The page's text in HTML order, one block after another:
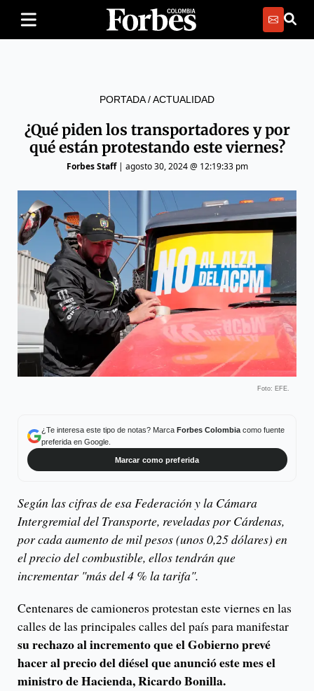
PORTADA/ACTUALIDAD
¿Qué piden los transportadores y por
qué están protestando este viernes?
Forbes Staff| agosto 30, 2024 @ 12:19:33 pm
Foto: EFE.
¿Te interesa este tipo de notas? Marca Forbes Colombiacomo fuente
preferida en Google.
Marcar como preferida
Según las cifras de esa Federación y la Cámara
Intergremial del Transporte, reveladas por Cárdenas,
por cada aumento de mil pesos (unos 0,25 dólares) en
el precio del combustible, ellos tendrán que
incrementar "más del 4 % la tarifa".
Centenares de camioneros protestan este viernes en las
calles de las principales calles del país para manifestar
su rechazo al incremento que el Gobierno prevé
hacer al precio del diésel que anunció este mes el
ministro de Hacienda, Ricardo Bonilla.